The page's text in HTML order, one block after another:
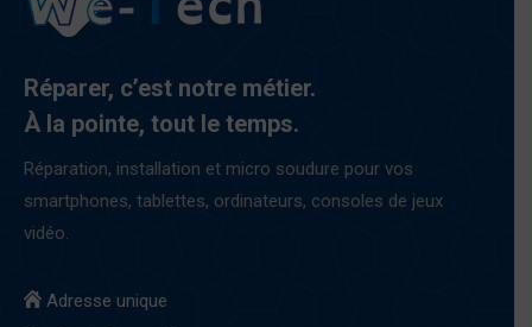
Réparer, c’est notre métier.
À la pointe, tout le temps.
Réparation, installation et micro soudure pour vos
smartphones, tablettes, ordinateurs, consoles de jeux
vidéo.
Adresse unique